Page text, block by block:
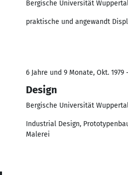
Bergische Universität
praktische und angewandt
6 Jahre und 9 Monate, Okt. 1979
Design
Bergische Universität
Industrial Design,
Malerei